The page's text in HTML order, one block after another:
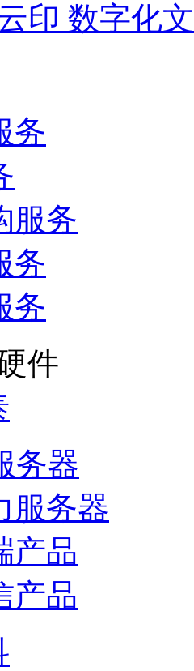
印 数字化
务
服务
务
务
件
务器
服务器
产品
产品